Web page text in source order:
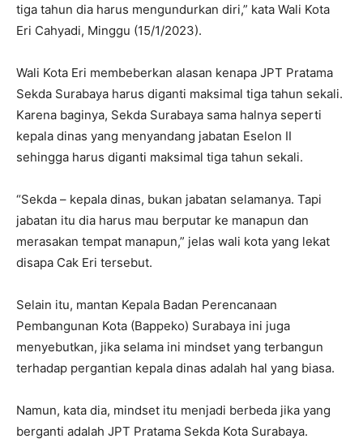
tiga tahun dia harus mengundurkan diri,” kata Wali Kota
Eri Cahyadi, Minggu (15/1/2023).
Wali Kota Eri membeberkan alasan kenapa JPT Pratama
Sekda Surabaya harus diganti maksimal tiga tahun sekali.
Karena baginya, Sekda Surabaya sama halnya seperti
kepala dinas yang menyandang jabatan Eselon II
sehingga harus diganti maksimal tiga tahun sekali.
“Sekda – kepala dinas, bukan jabatan selamanya. Tapi
jabatan itu dia harus mau berputar ke manapun dan
merasakan tempat manapun,” jelas wali kota yang lekat
disapa Cak Eri tersebut.
Selain itu, mantan Kepala Badan Perencanaan
Pembangunan Kota (Bappeko) Surabaya ini juga
menyebutkan, jika selama ini mindset yang terbangun
terhadap pergantian kepala dinas adalah hal yang biasa.
Namun, kata dia, mindset itu menjadi berbeda jika yang
berganti adalah JPT Pratama Sekda Kota Surabaya.